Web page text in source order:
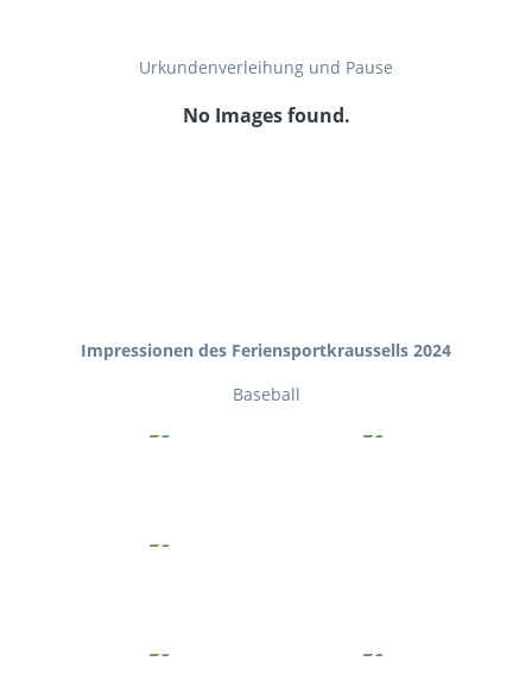
Urkundenverleihung und Pause
No Images found.
Impressionen des Feriensportkraussells 2024
Baseball